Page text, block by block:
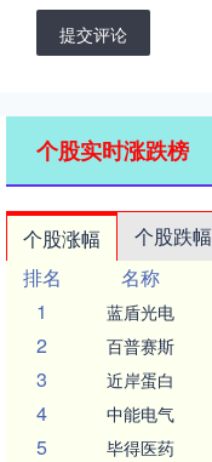
提交评论
个股实时涨跌榜
个股涨幅 个股跌幅
排名
名称
1
蓝盾光电
2 百普赛斯
3 近岸蛋白
4 中能电气
5 毕得医药